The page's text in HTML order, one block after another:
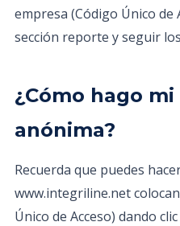
empresa (Código Único de
sección reporte y seguir
¿Cómo hago
anónima?
Recuerda que puedes
www.integriline.net
Único de Acceso) dando